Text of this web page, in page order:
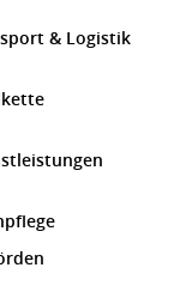
& Logistik